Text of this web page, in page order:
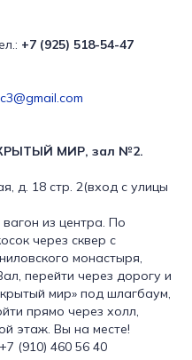
+7 (925) 518-54-47
МИР, зал №2.
д. 18 стр. 2(вход с улицы
из центра. По
через сквер с
монастыря,
перейти через дорогу и
мир» под шлагбаум,
прямо через холл,
этаж. Вы на месте!
(910) 460 56 40